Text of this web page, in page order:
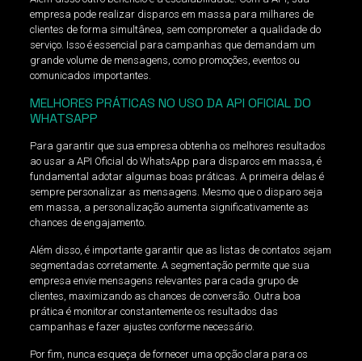
empresa pode realizar disparos em massa para milhares de
clientes de forma simultânea, sem comprometer a qualidade do
serviço. Isso é essencial para campanhas que demandam um
grande volume de mensagens, como promoções, eventos ou
comunicados importantes.
MELHORES PRÁTICAS NO USO DA API OFICIAL DO
WHATSAPP
Para garantir que sua empresa obtenha os melhores resultados
ao usar a API Oficial do WhatsApp para disparos em massa, é
fundamental adotar algumas boas práticas. A primeira delas é
sempre personalizar as mensagens. Mesmo que o disparo seja
em massa, a personalização aumenta significativamente as
chances de engajamento.
Além disso, é importante garantir que as listas de contatos sejam
segmentadas corretamente. A segmentação permite que sua
empresa envie mensagens relevantes para cada grupo de
clientes, maximizando as chances de conversão. Outra boa
prática é monitorar constantemente os resultados das
campanhas e fazer ajustes conforme necessário.
Por fim, nunca esqueça de fornecer uma opção clara para os